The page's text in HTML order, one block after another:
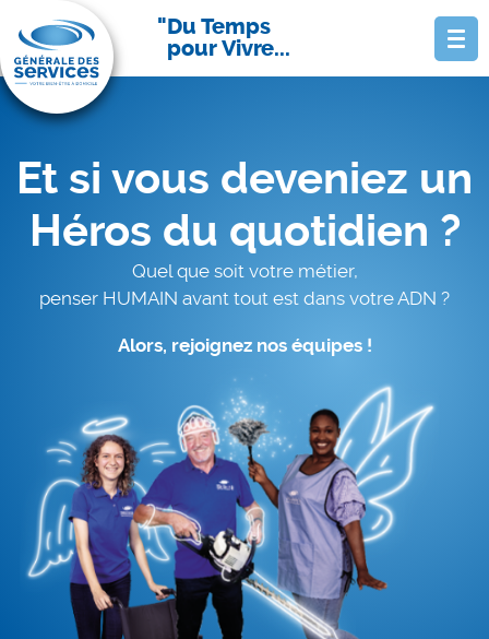
Du Temps
pour Vivre...
Et si vous deveniez un
Héros du quotidien ?
Quel que soit votre métier,
penser HUMAIN avant tout est dans votre ADN ?
Alors, rejoignez nos équipes !